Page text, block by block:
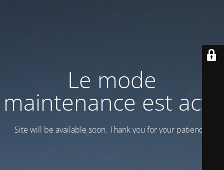
Le mode
maintenance est actif
Site will be available soon. Thank you for your patience!